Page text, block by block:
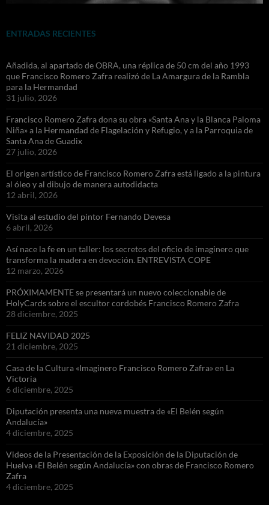
ENTRADAS RECIENTES
Añadida, al apartado de OBRA, una réplica de 50 cm del año 1993
que Francisco Romero Zafra realizó de La Amargura de la Rambla
para la Hermandad
31 julio, 2026
Francisco Romero Zafra dona su obra «Santa Ana y la Blanca Paloma
Niña» a la Hermandad de Flagelación y Refugio, y a la Parroquia de
Santa Ana de Guadix
27 julio, 2026
El origen artístico de Francisco Romero Zafra está ligado a la pintura
al óleo y al dibujo de manera autodidacta
12 abril, 2026
Visita al estudio del pintor Fernando Devesa
6 abril, 2026
Así nace la fe en un taller: los secretos del oficio de imaginero que
transforma la madera en devoción. ENTREVISTA COPE
12 marzo, 2026
PRÓXIMAMENTE se presentará un nuevo coleccionable de
HolyCards sobre el escultor cordobés Francisco Romero Zafra
28 diciembre, 2025
FELIZ NAVIDAD 2025
21 diciembre, 2025
Casa de la Cultura «Imaginero Francisco Romero Zafra» en La
Victoria
6 diciembre, 2025
Diputación presenta una nueva muestra de «El Belén según
Andalucía»
4 diciembre, 2025
Videos de la Presentación de la Exposición de la Diputación de
Huelva «El Belén según Andalucía» con obras de Francisco Romero
Zafra
4 diciembre, 2025